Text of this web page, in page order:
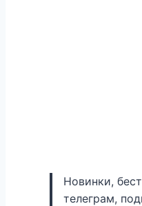
Новинки,
телеграм,